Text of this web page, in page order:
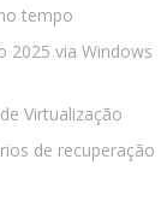
tempo
2025 via Windows
Virtualização
de recuperação